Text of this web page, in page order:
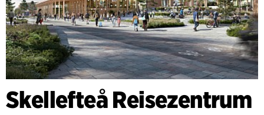
Skellefteå Reisezentrum